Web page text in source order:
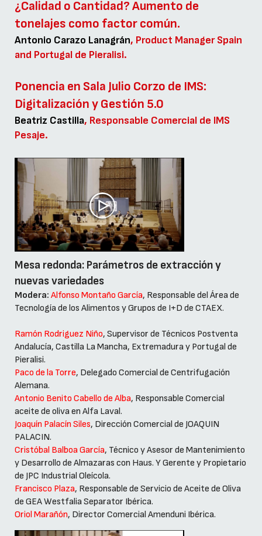
¿Calidad o Cantidad? Aumento de
tonelajes como factor común.
Antonio Carazo Lanagrán, Product Manager Spain
and Portugal de Pieralisi.
Ponencia en Sala Julio Corzo de IMS:
Digitalización y Gestión 5.0
Beatriz Castilla, Responsable Comercial de IMS
Pesaje.
Mesa redonda: Parámetros de extracción y
nuevas variedades
Modera: Alfonso Montaño García, Responsable del Área de
Tecnología de los Alimentos y Grupos de I+D de CTAEX.
Ramón Rodriguez Niño, Supervisor de Técnicos Postventa
Andalucía, Castilla La Mancha, Extremadura y Portugal de
Pieralisi.
Paco de la Torre, Delegado Comercial de Centrifugación
Alemana.
Antonio Benito Cabello de Alba, Responsable Comercial
aceite de oliva en Alfa Laval.
Joaquín Palacín Siles, Dirección Comercial de JOAQUIN
PALACIN.
Cristóbal Balboa García, Técnico y Asesor de Mantenimiento
y Desarrollo de Almazaras con Haus. Y Gerente y Propietario
de JPC Industrial Oleícola.
Francisco Plaza, Responsable de Servicio de Aceite de Oliva
de GEA Westfalia Separator Ibérica.
Oriol Marañón, Director Comercial Amenduni Ibérica.